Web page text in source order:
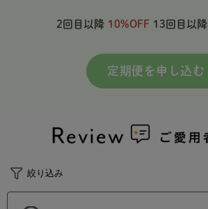
2回目以降 10%OFF 13回目以降
定期便を申し込む